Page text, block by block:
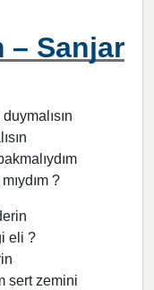
– Sanjar
?
eli ?
sert zemini